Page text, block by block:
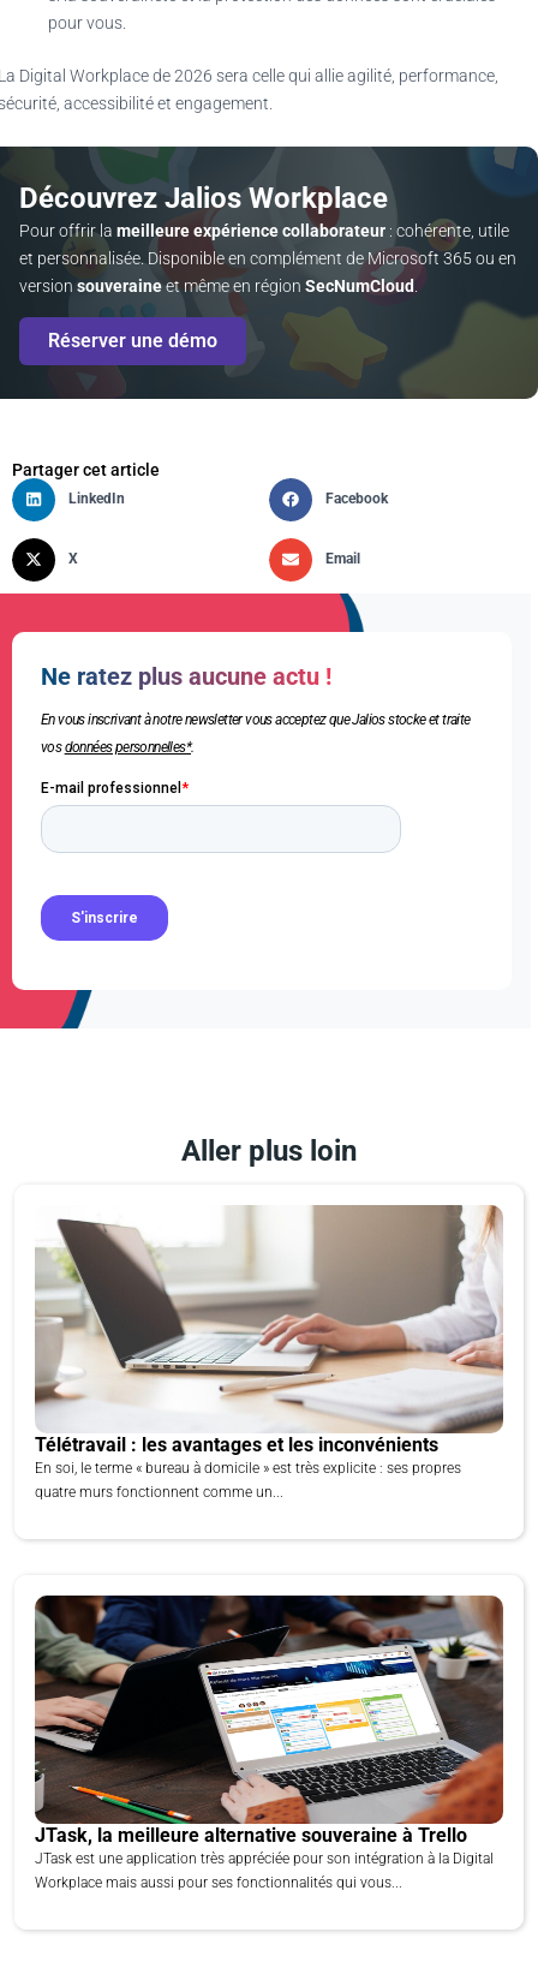
pour vous.
Digital Workplace de 2026 sera celle qui allie agilité, performance,
accessibilité et engagement.
Découvrez Jalios Workplace
Pour offrir la meilleure expérience collaborateur : cohérente, utile
et personnalisée. Disponible en complément de Microsoft 365 ou en
version souveraineet même en région SecNumCloud
Réserver une démo
Partager cet article
LinkedIn Facebook
X Email
Ne ratez plus aucune actu !
En vous inscrivant à notre newsletter vous acceptez que Jalios stocke et traite
vosdonnées personnelles*.
Aller plus loin
Télétravail : les avantages et les inconvénients
En soi, le terme « bureau à domicile » est très explicite : ses propres
quatre murs fonctionnent comme un...
JTask, la meilleure alternative souveraine à Trello
JTask est une application très appréciée pour son intégration à la Digital
Workplace mais aussi pour ses fonctionnalités qui vous...